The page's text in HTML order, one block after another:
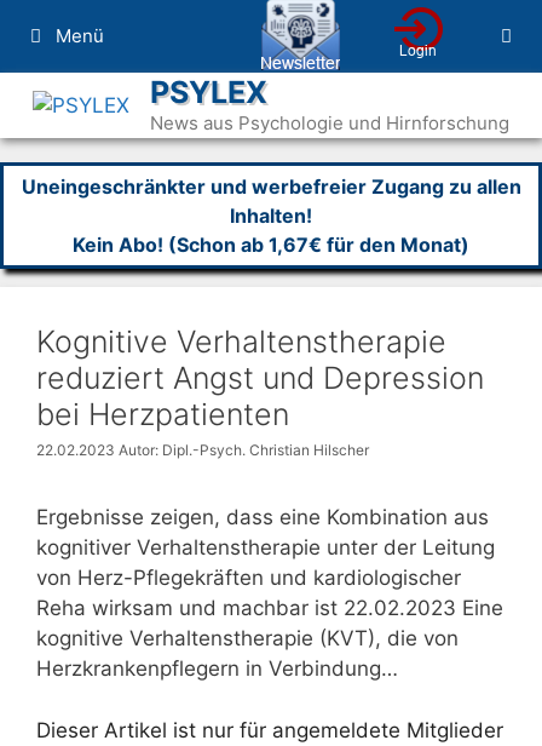
Inhalt
springen
Menü
PSYLEX
News aus Psychologie und Hirnforschung
Uneingeschränkter und werbefreier Zugang zu allen
Inhalten!
Kein Abo! (Schon ab 1,67€ für den Monat)
Kognitive Verhaltenstherapie
reduziert Angst und Depression
bei Herzpatienten
22.02.2023 Autor: Dipl.-Psych. Christian Hilscher
Ergebnisse zeigen, dass eine Kombination aus
kognitiver Verhaltenstherapie unter der Leitung
von Herz-Pflegekräften und kardiologischer
Reha wirksam und machbar ist 22.02.2023 Eine
kognitive Verhaltenstherapie (KVT), die von
Herzkrankenpflegern in Verbindung…
Dieser Artikel ist nur für angemeldete Mitglieder